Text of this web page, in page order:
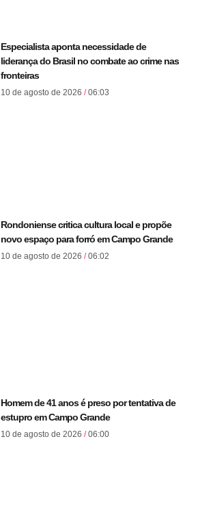
Especialista aponta necessidade de
liderança do Brasil no combate ao crime nas
fronteiras
10 de agosto de 2026 06:03
Rondoniense critica cultura local e propõe
novo espaço para forró em Campo Grande
10 de agosto de 2026 06:02
Homem de 41 anos é preso por tentativa de
estupro em Campo Grande
10 de agosto de 2026 06:00